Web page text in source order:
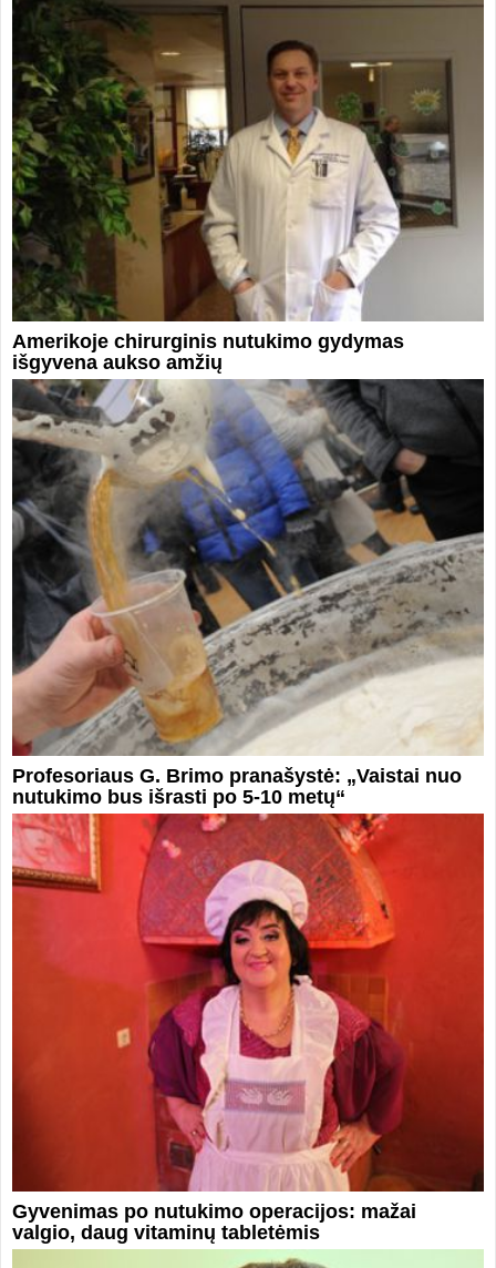
Amerikoje chirurginis nutukimo gydymas
išgyvena aukso amžių
Profesoriaus G. Brimo pranašystė: „Vaistai nuo
nutukimo bus išrasti po 5-10 metų“
Gyvenimas po nutukimo operacijos: mažai
valgio, daug vitaminų tabletėmis